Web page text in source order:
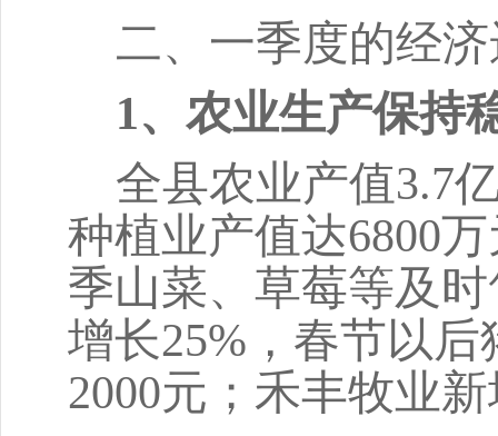
二、一季度的经
1、农业生产保持
全县农业产值3.7
种植业产值达6800
季山菜、草莓等及
增长25%，春节以
2000元；禾丰牧业